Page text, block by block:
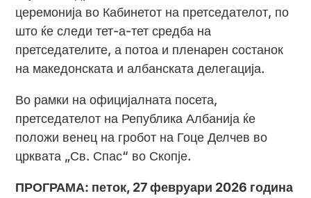
церемонија во Кабинетот на претседателот, по
што ќе следи тет-а-тет средба на
претседателите, а потоа и пленарен состанок
на македонската и албанската делегација.
Во рамки на официјалната посета,
претседателот на Република Албанија ќе
положи венец на гробот на Гоце Делчев во
црквата „Св. Спас“ во Скопје.
ПРОГРАМА: петок, 27 февруари 2026 година